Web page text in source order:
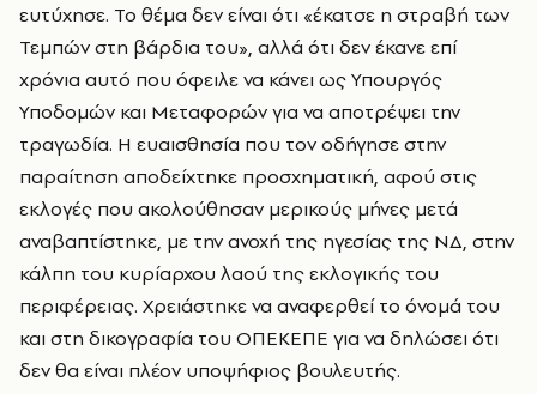
ευτύχησε. Το θέμα δεν είναι ότι «έκατσε η στραβή των
Τεμπών στη βάρδια του», αλλά ότι δεν έκανε επί
χρόνια αυτό που όφειλε να κάνει ως Υπουργός
Υποδομών και Μεταφορών για να αποτρέψει την
τραγωδία. Η ευαισθησία που τον οδήγησε στην
παραίτηση αποδείχτηκε προσχηματική, αφού στις
εκλογές που ακολούθησαν μερικούς μήνες μετά
αναβαπτίστηκε, με την ανοχή της ηγεσίας της ΝΔ, στην
κάλπη του κυρίαρχου λαού της εκλογικής του
περιφέρειας. Χρειάστηκε να αναφερθεί το όνομά του
και στη δικογραφία του ΟΠΕΚΕΠΕ για να δηλώσει ότι
δεν θα είναι πλέον υποψήφιος βουλευτής.